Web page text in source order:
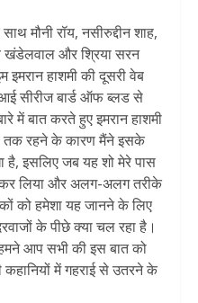
मौनी रॉय, नसीरुद्दीन शाह,
खंडेलवाल और श्रिया सरन
हाशमी की दूसरी वेब
सीरीज बार्ड ऑफ ब्लड से
में बात करते हुए इमरान हाशमी
तक रहने के कारण मैंने इसके
इसलिए जब यह शो मेरे पास
कर लिया और अलग-अलग तरीके
को हमेशा यह जानने के लिए
के पीछे क्या चल रहा है।
आप सभी की इस बात को
कहानियों में गहराई से उतरने के